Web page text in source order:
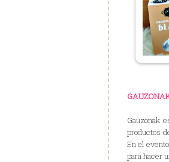
Gauzonak
productos
En el
para hacer